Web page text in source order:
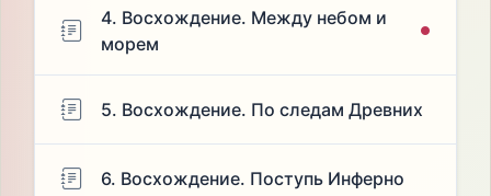
4. Восхождение. Между небом и
морем
5. Восхождение. По следам Древних
6. Восхождение. Поступь Инферно